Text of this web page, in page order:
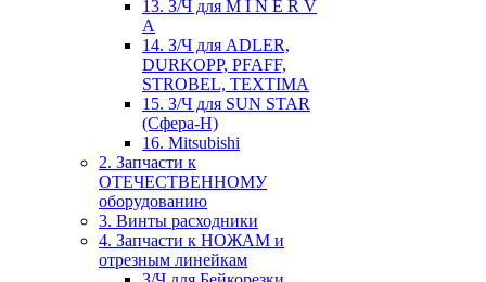
13. З/Ч для M I N E R V
A
14. З/Ч для ADLER,
DURKOPP, PFAFF,
STROBEL, TEXTIMA
15. З/Ч для SUN STAR
(Сфера-Н)
16. Mitsubishi
2. Запчасти к
ОТЕЧЕСТВЕННОМУ
оборудованию
3. Винты расходники
4. Запчасти к НОЖАМ и
отрезным линейкам